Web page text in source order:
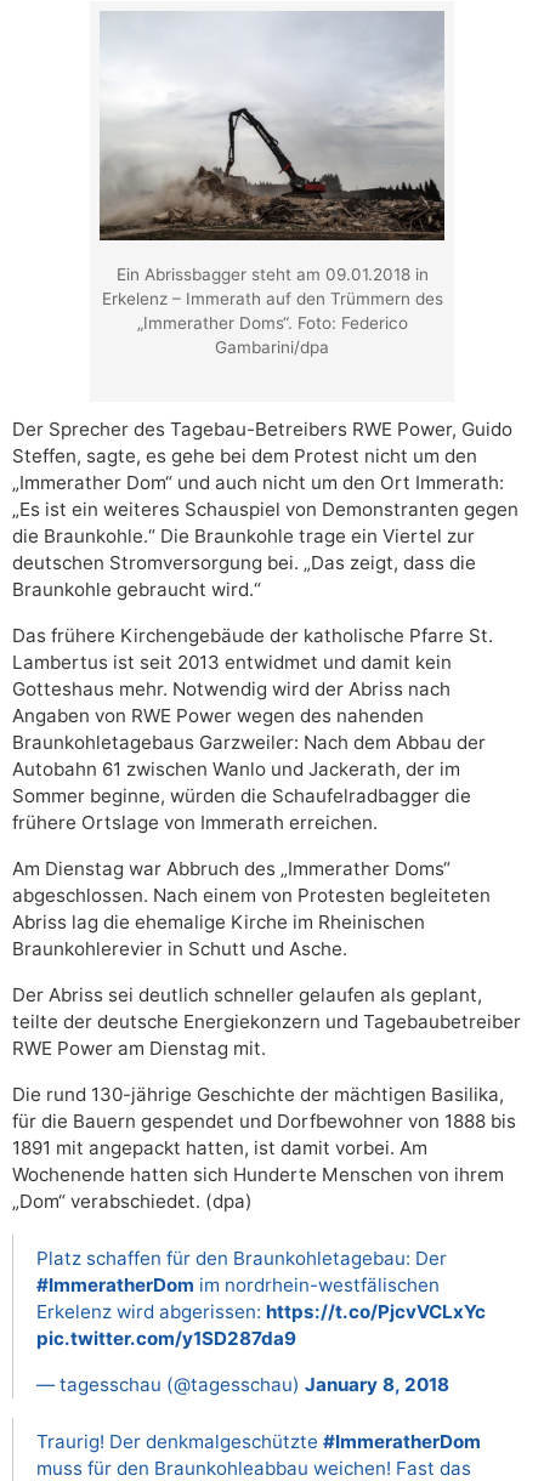
Ein Abrissbagger steht am 09.01.2018 in
Erkelenz – Immerath auf den Trümmern des
„Immerather Doms“. Foto: Federico
Gambarini/dpa
Der Sprecher des Tagebau-Betreibers RWE Power, Guido
Steffen, sagte, es gehe bei dem Protest nicht um den
„Immerather Dom“ und auch nicht um den Ort Immerath:
„Es ist ein weiteres Schauspiel von Demonstranten gegen
die Braunkohle.“ Die Braunkohle trage ein Viertel zur
deutschen Stromversorgung bei. „Das zeigt, dass die
Braunkohle gebraucht wird.“
Das frühere Kirchengebäude der katholische Pfarre St.
Lambertus ist seit 2013 entwidmet und damit kein
Gotteshaus mehr. Notwendig wird der Abriss nach
Angaben von RWE Power wegen des nahenden
Braunkohletagebaus Garzweiler: Nach dem Abbau der
Autobahn 61 zwischen Wanlo und Jackerath, der im
Sommer beginne, würden die Schaufelradbagger die
frühere Ortslage von Immerath erreichen.
Am Dienstag war Abbruch des „Immerather Doms“
abgeschlossen. Nach einem von Protesten begleiteten
Abriss lag die ehemalige Kirche im Rheinischen
Braunkohlerevier in Schutt und Asche.
Der Abriss sei deutlich schneller gelaufen als geplant,
teilte der deutsche Energiekonzern und Tagebaubetreiber
RWE Power am Dienstag mit.
Die rund 130-jährige Geschichte der mächtigen Basilika,
für die Bauern gespendet und Dorfbewohner von 1888 bis
1891 mit angepackt hatten, ist damit vorbei. Am
Wochenende hatten sich Hunderte Menschen von ihrem
„Dom“ verabschiedet. (dpa)
Platz schaffen für den Braunkohletagebau: Der
#ImmeratherDom im nordrhein-westfälischen
Erkelenz wird abgerissen: https://t.co/PjcvVCLxYc
pic.twitter.com/y1SD287da9
— tagesschau (@tagesschau) January 8, 2018
Traurig! Der denkmalgeschützte #ImmeratherDom
muss für den Braunkohleabbau weichen! Fast das